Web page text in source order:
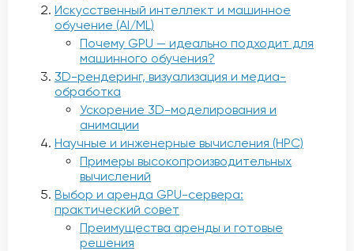
Искусственный интеллект и машинное
обучение (AI/ML)
Почему GPU — идеально подходит для
машинного обучения?
3D-рендеринг, визуализация и медиа-
обработка
Ускорение 3D-моделирования и
анимации
Научные и инженерные вычисления (HPC)
Примеры высокопроизводительных
вычислений
Выбор и аренда GPU-сервера:
практический совет
Преимущества аренды и готовые
решения